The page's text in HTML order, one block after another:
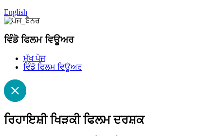
English
ਵਿੰਡੋ ਫਿਲਮ ਵਿਊਅਰ
ਮੁੱਖ ਪੇਜ
ਵਿੰਡੋ ਫਿਲਮ ਵਿਊਅਰ
ਰਿਹਾਇਸ਼ੀ ਖਿੜਕੀ ਫਿਲਮ ਦਰਸ਼ਕ